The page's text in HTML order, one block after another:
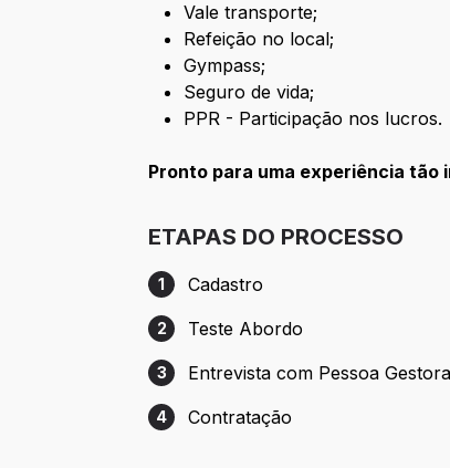
Vale transporte;
Refeição no local;
Gympass;
Seguro de vida;
PPR - Participação nos lucros.
Pronto para uma experiência
ETAPAS DO PROCESSO
Etapa 1: Cadastro
1 Cadastro
Etapa 2: Teste Abordo
2 Teste Abordo
Etapa 3: Entrevista com Pessoa
3 Entrevista com Pessoa Gestora
Etapa 4: Contratação
4 Contratação